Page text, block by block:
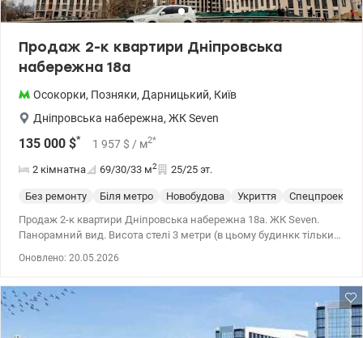
Продаж 2-к квартири Дніпровська
набережна 18а
Осокорки, Позняки, Дарницький, Київ
Дніпровська набережна, ЖК Seven
135 000 $* 1 957 $ / м2*
2 кімнатна 69/30/33 м2 25/25 эт.
Без ремонту Біля метро Новобудова Укриття Спецпроект
Продаж 2-к квартири Дніпровська набережна 18а. ЖК Seven.
Панорамний вид. Висота стелі 3 метри (в цьому будинкк тільки
valion.ua/1145088
Оновлено: 20.05.2026